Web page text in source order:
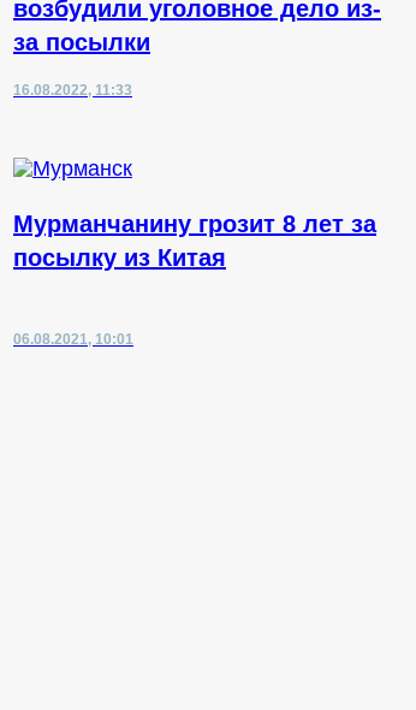
возбудили уголовное дело из-
за посылки
16.08.2022, 11:33
Мурманчанину грозит 8 лет за
посылку из Китая
06.08.2021, 10:01